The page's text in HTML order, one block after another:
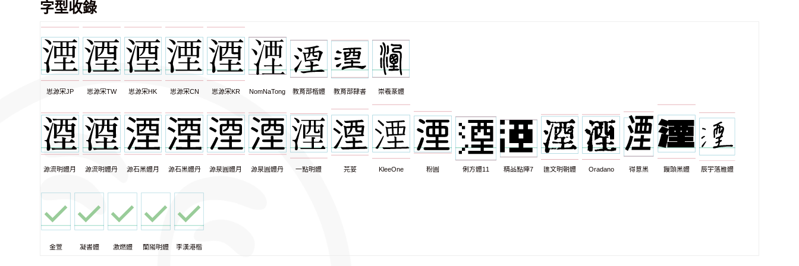
字型收錄
思源宋JP 思源宋TW 思源宋HK 思源宋CN 思源宋KR NomNaTong 教育部楷體 教育部隸書 崇羲篆體
源流明體月 源流明體丹 源石黑體月 源石黑體丹 源泉圓體月 源泉圓體丹 一點明體 芫荽 KleeOne 粉圓 俐方體11 精品點陣7 匯文明朝體 Oradano 得意黑 饅頭黑體 辰宇落雁體
金萱 凝書體 激燃體 蘭陽明體 李漢港楷